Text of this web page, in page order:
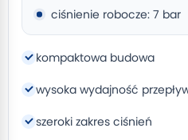
ciśnienie robocze: 7 bar
kompaktowa budowa
wysoka wydajność
szeroki zakres ciśnień